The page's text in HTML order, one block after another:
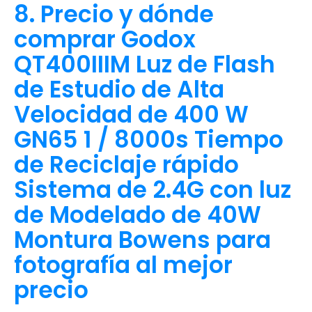
8. Precio y dónde
comprar Godox
QT400IIIM Luz de Flash
de Estudio de Alta
Velocidad de 400 W
GN65 1 / 8000s Tiempo
de Reciclaje rápido
Sistema de 2.4G con luz
de Modelado de 40W
Montura Bowens para
fotografía al mejor
precio